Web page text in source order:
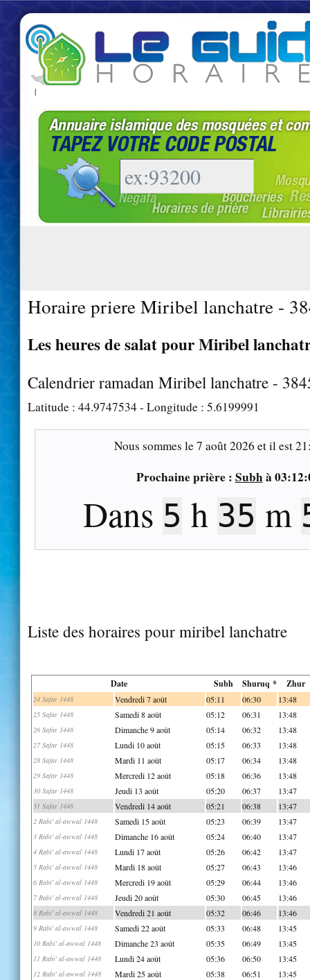
|
Horaire priere Miribel lanchatre -
Les heures de salat pour Miribel
Calendrier ramadan Miribel lanchatre -
Latitude : 44.9747534- Longitude : 5.6199991
Nous sommes le7 août 2026 et il est
Prochaine prière : Subhà
Dans 5 h 35 m
Liste des horaires pour miribel lanchatre
Date Subh Shuruq * Zhur
24 Safar 1448 Vendredi 7 août 05:11 06:30 13:48
25 Safar 1448 Samedi 8 août 05:12 06:31 13:48
26 Safar 1448 Dimanche 9 août 05:14 06:32 13:48
27 Safar 1448 Lundi 10 août 05:15 06:33 13:48
28 Safar 1448 Mardi 11 août 05:17 06:34 13:48
29 Safar 1448 Mercredi 12 août 05:18 06:36 13:48
30 Safar 1448 Jeudi 13 août 05:20 06:37 13:47
31 Safar 1448 Vendredi 14 août 05:21 06:38 13:47
2 Rabi' al-awwal 1448 Samedi 15 août 05:23 06:39 13:47
3 Rabi' al-awwal 1448 Dimanche 16 août 05:24 06:40 13:47
4 Rabi' al-awwal 1448 Lundi 17 août 05:26 06:42 13:47
5 Rabi' al-awwal 1448 Mardi 18 août 05:27 06:43 13:46
6 Rabi' al-awwal 1448 Mercredi 19 août 05:29 06:44 13:46
7 Rabi' al-awwal 1448 Jeudi 20 août 05:30 06:45 13:46
8 Rabi' al-awwal 1448 Vendredi 21 août 05:32 06:46 13:46
9 Rabi' al-awwal 1448 Samedi 22 août 05:33 06:48 13:45
10 Rabi' al-awwal 1448 Dimanche 23 août 05:35 06:49 13:45
11 Rabi' al-awwal 1448 Lundi 24 août 05:36 06:50 13:45
12 Rabi' al-awwal 1448 Mardi 25 août 05:38 06:51 13:45